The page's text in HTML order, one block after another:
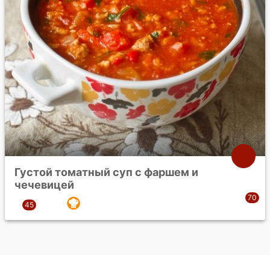
Густой томатный суп с фаршем и
чечевицей